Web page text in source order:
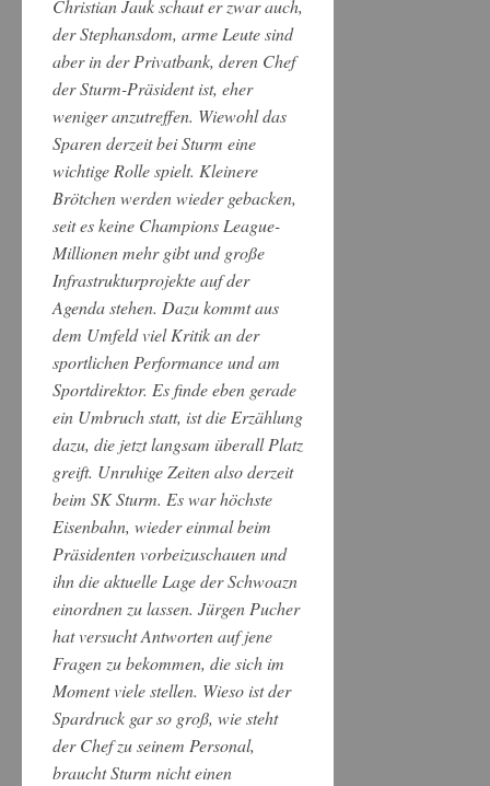
Christian Jauk schaut er zwar auch,
der Stephansdom, arme Leute sind
aber in der Privatbank, deren Chef
der Sturm-Präsident ist, eher
weniger anzutreffen. Wiewohl das
Sparen derzeit bei Sturm eine
wichtige Rolle spielt. Kleinere
Brötchen werden wieder gebacken,
seit es keine Champions League-
Millionen mehr gibt und große
Infrastrukturprojekte auf der
Agenda stehen. Dazu kommt aus
dem Umfeld viel Kritik an der
sportlichen Performance und am
Sportdirektor. Es finde eben gerade
ein Umbruch statt, ist die Erzählung
dazu, die jetzt langsam überall Platz
greift. Unruhige Zeiten also derzeit
beim SK Sturm. Es war höchste
Eisenbahn, wieder einmal beim
Präsidenten vorbeizuschauen und
ihn die aktuelle Lage der Schwoazn
einordnen zu lassen. Jürgen Pucher
hat versucht Antworten auf jene
Fragen zu bekommen, die sich im
Moment viele stellen. Wieso ist der
Spardruck gar so groß, wie steht
der Chef zu seinem Personal,
braucht Sturm nicht einen